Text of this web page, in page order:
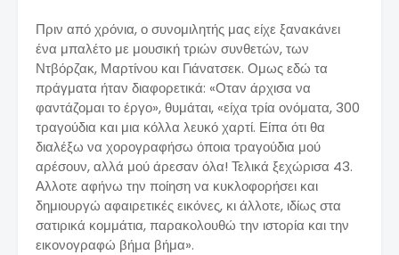
Πριν από χρόνια, ο συνομιλητής μας είχε ξανακάνει
ένα μπαλέτο με μουσική τριών συνθετών, των
Ντβόρζακ, Μαρτίνου και Γιάνατσεκ. Ομως εδώ τα
πράγματα ήταν διαφορετικά: «Οταν άρχισα να
φαντάζομαι το έργο», θυμάται, «είχα τρία ονόματα, 300
τραγούδια και μια κόλλα λευκό χαρτί. Είπα ότι θα
διαλέξω να χορογραφήσω όποια τραγούδια μού
αρέσουν, αλλά μού άρεσαν όλα! Τελικά ξεχώρισα 43.
Αλλοτε αφήνω την ποίηση να κυκλοφορήσει και
δημιουργώ αφαιρετικές εικόνες, κι άλλοτε, ιδίως στα
σατιρικά κομμάτια, παρακολουθώ την ιστορία και την
εικονογραφώ βήμα βήμα».